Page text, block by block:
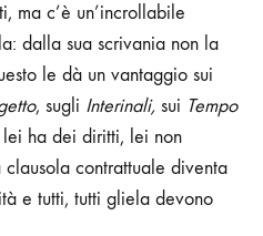
ma c’è un’incrollabile
dalla sua scrivania non la
le dà un vantaggio sui
, sugli Interinali, sui Tempo
ha dei diritti, lei non
contrattuale diventa
e tutti, tutti gliela devono